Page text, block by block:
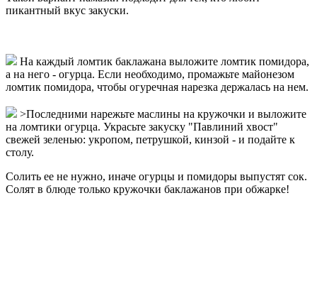
пикантный вкус закуски.
На каждый ломтик баклажана выложите ломтик помидора,
а на него - огурца. Если необходимо, промажьте майонезом
ломтик помидора, чтобы огуречная нарезка держалась на нем.
>Последними нарежьте маслины на кружочки и выложите
на ломтики огурца. Украсьте закуску "Павлиний хвост"
свежей зеленью: укропом, петрушкой, кинзой - и подайте к
столу.
Солить ее не нужно, иначе огурцы и помидоры выпустят сок.
Солят в блюде только кружочки баклажанов при обжарке!